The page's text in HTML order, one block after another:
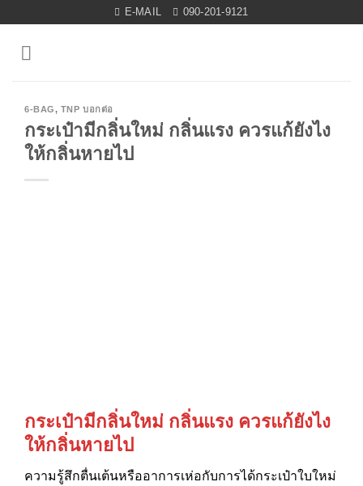
content
E-MAIL 090-201-9121
6-BAG, TNP บอกต่อ
กระเป๋ามีกลิ่นใหม่ กลิ่นแรง ควรแก้ยังไง
ให้กลิ่นหายไป
กระเป๋ามีกลิ่นใหม่ กลิ่นแรง ควรแก้ยังไง
ให้กลิ่นหายไป
ความรู้สึกตื่นเต้นหรืออาการเห่อกับการได้กระเป๋าใบใหม่